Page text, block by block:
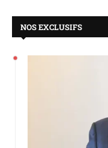
NOS EXCLUSIFS